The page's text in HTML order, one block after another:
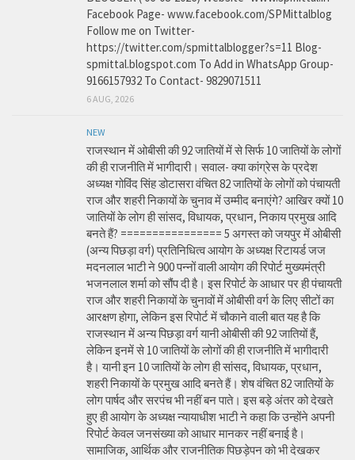
Facebook Page- www.facebook.com/SPMittalblog
Follow me on Twitter-
https://twitter.com/spmittalblogger?s=11 Blog-
spmittal.blogspot.com To Add in WhatsApp Group-
9166157932 To Contact- 9829071511
6 AUG, 2026
NEW
राजस्थान में ओबीसी की 92 जातियों में से सिर्फ 10 जातियों के लोगों
की ही राजनीति में भागीदारी। सवाल- क्या कांग्रेस के प्रदेश
अध्यक्ष गोविंद सिंह डोटासरा वंचित 82 जातियों के लोगों को पंचायती
राज और शहरी निकायों के चुनाव में उम्मीद बनाएंगे? आखिर क्यों 10
जातियों के लोग ही सांसद, विधायक, प्रधान, निकाय प्रमुख आदि
बनते हैं? ================ 5 अगस्त को जयपुर में ओबीसी
(अन्य पिछड़ा वर्ग) प्रतिनिधित्व आयोग के अध्यक्ष रिटायर्ड जज
मदनलाल भाटी ने 900 पन्नों वाली आयोग की रिपोर्ट मुख्यमंत्री
भजनलाल शर्मा को सौंप दी है। इस रिपोर्ट के आधार पर ही पंचायती
राज और शहरी निकायों के चुनावों में ओबीसी वर्ग के लिए सीटों का
आरक्षण होगा, लेकिन इस रिपोर्ट में चौकाने वाली बात यह है कि
राजस्थान में अन्य पिछड़ा वर्ग यानी ओबीसी की 92 जातियों हैं,
लेकिन इनमें से 10 जातियों के लोगों की ही राजनीति में भागीदारी
है। यानी इन 10 जातियों के लोग ही सांसद, विधायक, प्रधान,
शहरी निकायों के प्रमुख आदि बनते हैं। शेष वंचित 82 जातियों के
लोग पार्षद और सरपंच भी नहीं बन पाते। इस बड़े अंतर को देखते
हुए ही आयोग के अध्यक्ष न्यायाधीश भाटी ने कहा कि उन्होंने अपनी
रिपोर्ट केवल जनसंख्या को आधार मानकर नहीं बनाई है।
सामाजिक, आर्थिक और राजनीतिक पिछड़ेपन को भी देखकर